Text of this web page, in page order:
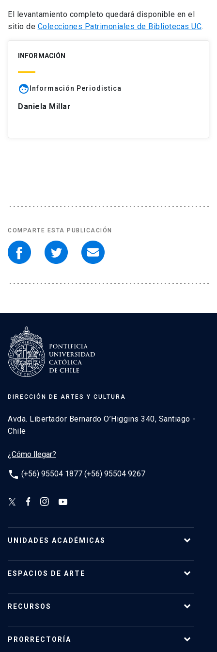
El levantamiento completo quedará disponible en el
sitio de Colecciones Patrimoniales de Bibliotecas UC.
INFORMACIÓN
face Información Periodistica
Daniela Millar
COMPARTE ESTA PUBLICACIÓN
DIRECCIÓN DE ARTES Y CULTURA
Avda. Libertador Bernardo O’Higgins 340, Santiago -
Chile
¿Cómo llegar?
phone (+56) 95504 1877 (+56) 95504 9267
UNIDADES ACADÉMICAS
Escuela de Arquitectura
Escuela de Arte
Escuela de Diseño
Facultad de Comunicaciones
ESPACIOS DE ARTE
Centro Luksic
Galería Macchina
Espacio Vilches
RECURSOS
Editorial ARQ
PRORRECTORÍA